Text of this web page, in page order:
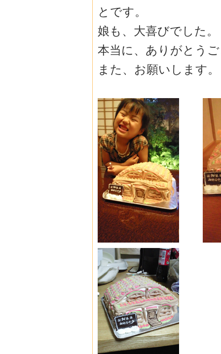
とです。
娘も、大喜びでした。
本当に、ありがとう
また、お願いします。